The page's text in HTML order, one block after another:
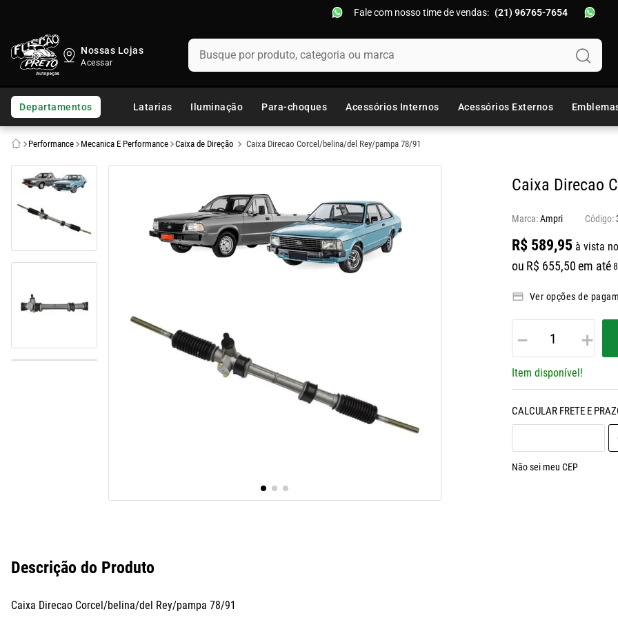
Fale com nosso time de vendas: (21) 96765-7654
Nossas Lojas Busque por produto, categoria ou marca
Departamentos Latarias Iluminação Para-choques Acessórios Internos Acessórios Externos
Performance Mecanica E Performance Caixa de Direção Caixa Direcao Corcel/belina/del Rey/pampa 78/91
Caixa Direcao
Marca: Ampri
R$ 589,95à vista
ou R$ 655,50em até 8
Ver opções de
＋
－
Item disponível!
Não sei meu CEP
Descrição do Produto
Caixa Direcao Corcel/belina/del Rey/pampa 78/91
TERMOS MAIS BUSCADOS
1º
fusca
2º
capo
chevette
6º
opala
assoalho
10